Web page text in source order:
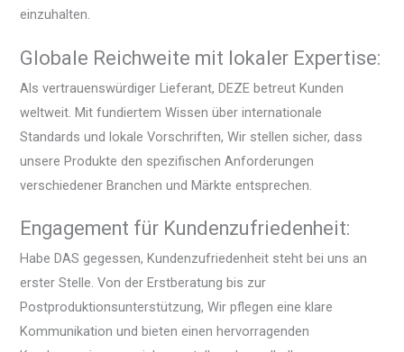
einzuhalten.
Globale Reichweite mit lokaler Expertise:
Als vertrauenswürdiger Lieferant, DEZE betreut Kunden
weltweit. Mit fundiertem Wissen über internationale
Standards und lokale Vorschriften, Wir stellen sicher, dass
unsere Produkte den spezifischen Anforderungen
verschiedener Branchen und Märkte entsprechen.
Engagement für Kundenzufriedenheit:
Habe DAS gegessen, Kundenzufriedenheit steht bei uns an
erster Stelle. Von der Erstberatung bis zur
Postproduktionsunterstützung, Wir pflegen eine klare
Kommunikation und bieten einen hervorragenden